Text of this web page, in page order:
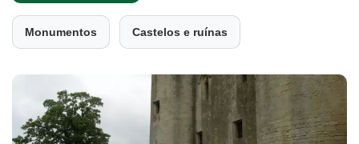
Monumentos Castelos e ruínas